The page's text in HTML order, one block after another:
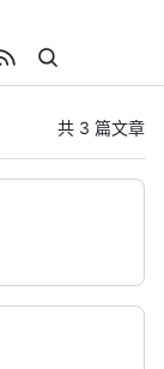
共 3 篇文章